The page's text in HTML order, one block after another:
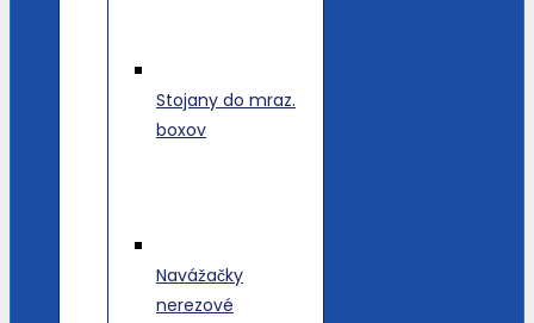
Stojany do mraz.
boxov
Navážačky
nerezové